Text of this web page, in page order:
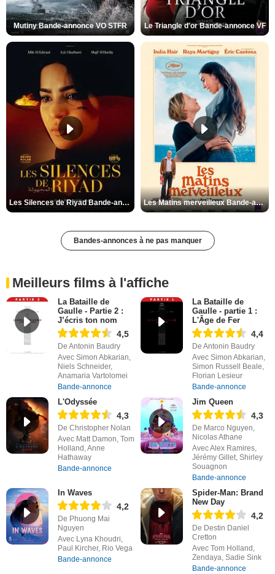
Mutiny Bande-annonce VO STFR Le Triangle d'or Bande-annonce VF
Les Silences de Riyad Bande-annonce VO STFR Les Matins merveilleux Bande-annonce VF
Bandes-annonces à ne pas manquer
Meilleurs films à l'affiche
La Bataille de
Gaulle - Partie 2 :
J’écris ton nom
4,5
De Antonin Baudry
Avec Simon Abkarian,
Niels Schneider,
Anamaria Vartolomei
Bande-annonce
La Bataille de
Gaulle - partie 1 :
L'Âge de Fer
4,4
De Antonin Baudry
Avec Simon Abkarian,
Simon Russell Beale,
Florian Lesieur
Bande-annonce
L'Odyssée
4,3
De Christopher Nolan
Avec Matt Damon, Tom
Holland, Anne
Hathaway
Bande-annonce
Jim Queen
4,3
De Marco Nguyen,
Nicolas Athane
Avec Alex Ramires,
Jérémy Gillet, Shirley
Souagnon
Bande-annonce
In Waves
4,2
De Phuong Mai
Nguyen
Avec Lyna Khoudri,
Paul Kircher, Rio Vega
Bande-annonce
Spider-Man: Brand
New Day
4,2
De Destin Daniel
Cretton
Avec Tom Holland,
Zendaya, Sadie Sink
Bande-annonce